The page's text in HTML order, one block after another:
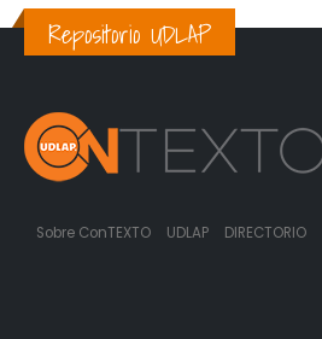
Repositorio UDLAP
Sobre ConTEXTO UDLAP DIRECTORIO